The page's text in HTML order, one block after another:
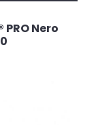
Nero